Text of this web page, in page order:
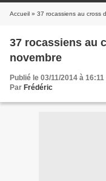
Accueil » 37 rocassiens au cross
37 rocassiens au
novembre
Publié le 03/11/2014 à 16:11
Par Frédéric